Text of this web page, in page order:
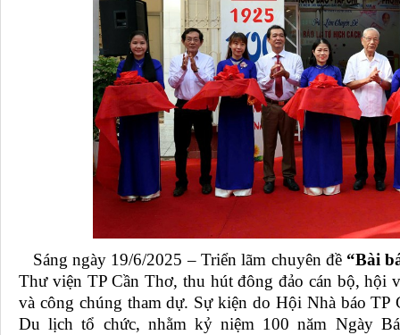
Sáng ngày 19/6/2025 – Triển lãm chuyên đề “Bài
Thư viện TP Cần Thơ, thu hút đông đảo cán bộ, hội
và công chúng tham dự. Sự kiện do Hội Nhà báo
Du lịch tổ chức, nhằm kỷ niệm 100 năm Ngày